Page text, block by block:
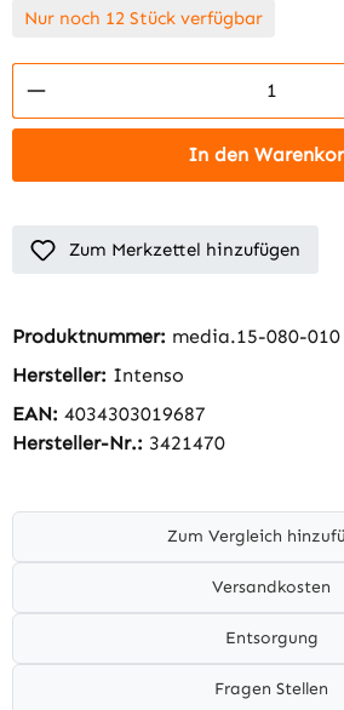
Nur noch 12 Stück verfügbar
Produkt Anzahl: Gib den
In den
Zum Merkzettel hinzufügen
Produktnummer: media.15-080-010
Hersteller: Intenso
EAN: 4034303019687
Hersteller-Nr.: 3421470
Zum Vergleich
Versandkosten
Entsorgung
Fragen Stellen